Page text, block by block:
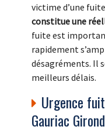
victime d’une
constitue une
fuite est
rapidement
désagréments. Il
meilleurs délais.
Urgence
Gauriac